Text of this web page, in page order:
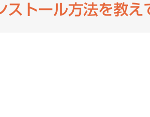
トール方法を教え